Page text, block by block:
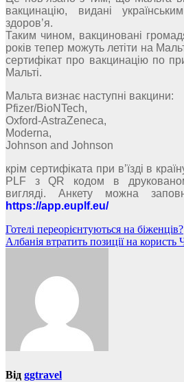
вакцинацію, видані
здоров’я.
Таким чином, вакциновані
років тепер можуть летіти на
сертифікат про вакцинацію по
Мальті.
Мальта визнає наступні вакцини:
Pfizer/BioNTech,
Oxford-AstraZeneca,
Moderna,
Johnson and Johnson
крім сертифіката при в’їзді в
PLF з QR кодом в
вигляді. Анкету можна
https://app.euplf.eu/
Навігація
записів
Готелі переорієнтуються на біженців?
Албанія втратить позиції на користь
Від ggtravel